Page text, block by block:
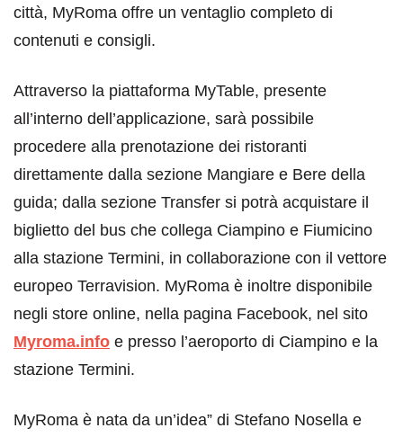
città, MyRoma offre un ventaglio completo di
contenuti e consigli.
Attraverso la piattaforma MyTable, presente
all’interno dell’applicazione, sarà possibile
procedere alla prenotazione dei ristoranti
direttamente dalla sezione Mangiare e Bere della
guida; dalla sezione Transfer si potrà acquistare il
biglietto del bus che collega Ciampino e Fiumicino
alla stazione Termini, in collaborazione con il vettore
europeo Terravision. MyRoma è inoltre disponibile
negli store online, nella pagina Facebook, nel sito
Myroma.info e presso l’aeroporto di Ciampino e la
stazione Termini.
MyRoma è nata da un’idea” di Stefano Nosella e